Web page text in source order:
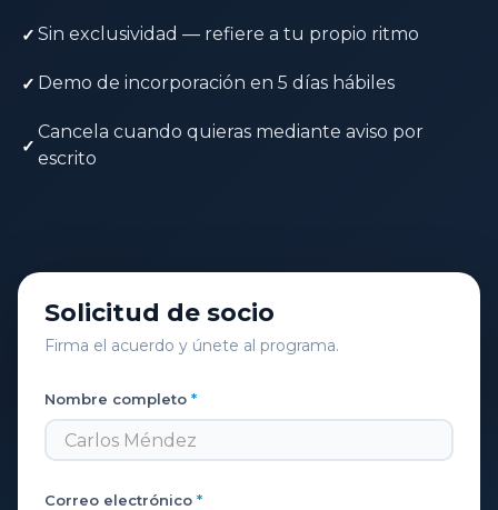
✓ Sin exclusividad — refiere a tu propio ritmo
✓ Demo de incorporación en 5 días hábiles
✓
Cancela cuando quieras mediante aviso por
escrito
Solicitud de socio
Firma el acuerdo y únete al programa.
Nombre completo *
Correo electrónico *